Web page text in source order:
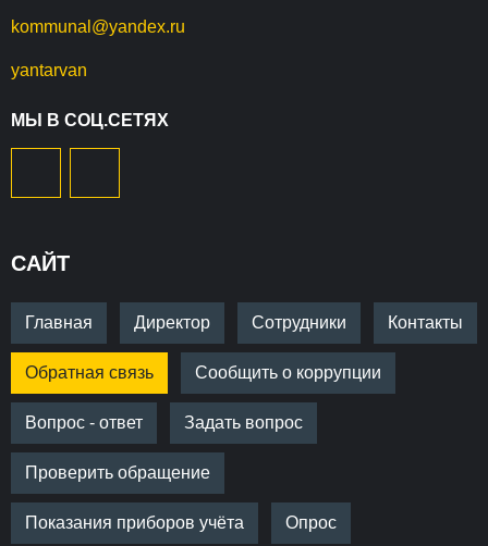
kommunal@yandex.ru
yantarvan
МЫ В СОЦ.СЕТЯХ
САЙТ
Главная Директор Сотрудники Контакты
Обратная связь Сообщить о коррупции
Вопрос - ответ Задать вопрос
Проверить обращение
Показания приборов учёта Опрос